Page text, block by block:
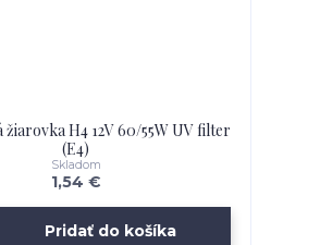
žiarovka H4 12V 60/55W UV filter
(E4)
1,54 €
Skladom
Pridať do košíka